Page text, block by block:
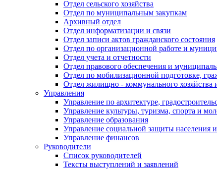
Отдел сельского хозяйства
Отдел по муниципальным закупкам
Архивный отдел
Отдел информатизации и связи
Отдел записи актов гражданского состояния
Отдел по организационной работе и
Отдел учета и отчетности
Отдел правового обеспечения и
Отдел по мобилизационной подготовке,
Отдел жилищно - коммунального хозяйства
Управления
Управление по архитектуре,
Управление культуры, туризма, спорта и
Управление образования
Управление социальной защиты населения и
Управление финансов
Руководители
Список руководителей
Тексты выступлений и заявлений